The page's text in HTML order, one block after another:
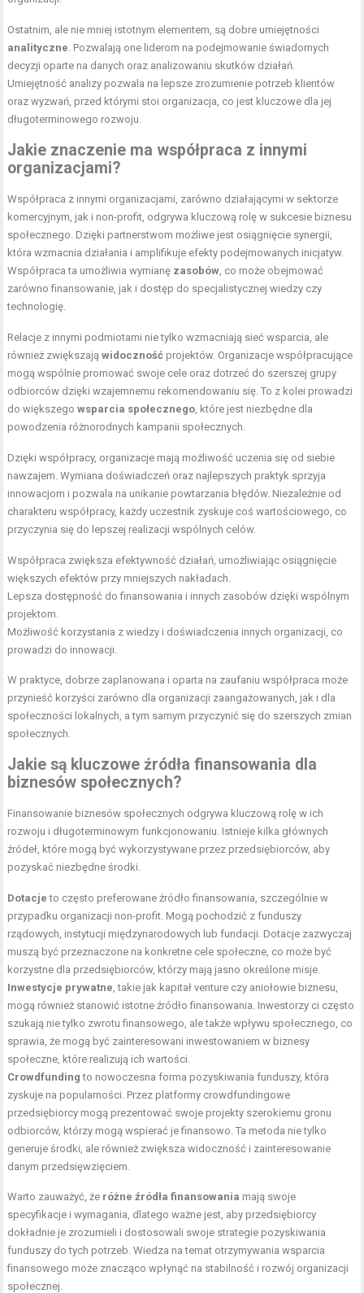
Ostatnim, ale nie mniej istotnym elementem, są dobre umiejętności
analityczne . Pozwalają one liderom na podejmowanie świadomych
decyzji oparte na danych oraz analizowaniu skutków działań.
Umiejętność analizy pozwala na lepsze zrozumienie potrzeb klientów
oraz wyzwań, przed którymi stoi organizacja, co jest kluczowe dla jej
długoterminowego rozwoju.
Jakie znaczenie ma współpraca z innymi
organizacjami?
Współpraca z innymi organizacjami, zarówno działającymi w sektorze
komercyjnym, jak i non-profit, odgrywa kluczową rolę w sukcesie biznesu
społecznego. Dzięki partnerstwom możliwe jest osiągnięcie synergii,
która wzmacnia działania i amplifikuje efekty podejmowanych inicjatyw.
Współpraca ta umożliwia wymianę zasobów , co może obejmować
zarówno finansowanie, jak i dostęp do specjalistycznej wiedzy czy
technologię.
Relacje z innymi podmiotami nie tylko wzmacniają sieć wsparcia, ale
również zwiększająwidoczność projektów. Organizacje współpracujące
mogą wspólnie promować swoje cele oraz dotrzeć do szerszej grupy
odbiorców dzięki wzajemnemu rekomendowaniu się. To z kolei prowadzi
do większegowsparcia społecznego , które jest niezbędne dla
powodzenia różnorodnych kampanii społecznych.
Dzięki współpracy, organizacje mają możliwość uczenia się od siebie
nawzajem. Wymiana doświadczeń oraz najlepszych praktyk sprzyja
innowacjom i pozwala na unikanie powtarzania błędów. Niezależnie od
charakteru współpracy, każdy uczestnik zyskuje coś wartościowego, co
przyczynia się do lepszej realizacji wspólnych celów.
Współpraca zwiększa efektywność działań, umożliwiając osiągnięcie
większych efektów przy mniejszych nakładach.
Lepsza dostępność do finansowania i innych zasobów dzięki wspólnym
projektom.
Możliwość korzystania z wiedzy i doświadczenia innych organizacji, co
prowadzi do innowacji.
W praktyce, dobrze zaplanowana i oparta na zaufaniu współpraca może
przynieść korzyści zarówno dla organizacji zaangażowanych, jak i dla
społeczności lokalnych, a tym samym przyczynić się do szerszych zmian
społecznych.
Jakie są kluczowe źródła finansowania dla
biznesów społecznych?
Finansowanie biznesów społecznych odgrywa kluczową rolę w ich
rozwoju i długoterminowym funkcjonowaniu. Istnieje kilka głównych
źródeł, które mogą być wykorzystywane przez przedsiębiorców, aby
pozyskać niezbędne środki.
Dotacje to często preferowane źródło finansowania, szczególnie w
przypadku organizacji non-profit. Mogą pochodzić z funduszy
rządowych, instytucji międzynarodowych lub fundacji. Dotacje zazwyczaj
muszą być przeznaczone na konkretne cele społeczne, co może być
korzystne dla przedsiębiorców, którzy mają jasno określone misje.
Inwestycje prywatne , takie jak kapitał venture czy aniołowie biznesu,
mogą również stanowić istotne źródło finansowania. Inwestorzy ci często
szukają nie tylko zwrotu finansowego, ale także wpływu społecznego, co
sprawia, że mogą być zainteresowani inwestowaniem w biznesy
społeczne, które realizują ich wartości.
Crowdfunding to nowoczesna forma pozyskiwania funduszy, która
zyskuje na popularności. Przez platformy crowdfundingowe
przedsiębiorcy mogą prezentować swoje projekty szerokiemu gronu
odbiorców, którzy mogą wspierać je finansowo. Ta metoda nie tylko
generuje środki, ale również zwiększa widoczność i zainteresowanie
danym przedsięwzięciem.
Warto zauważyć, że różne źródła finansowania mają swoje
specyfikacje i wymagania, dlatego ważne jest, aby przedsiębiorcy
dokładnie je zrozumieli i dostosowali swoje strategie pozyskiwania
funduszy do tych potrzeb. Wiedza na temat otrzymywania wsparcia
finansowego może znacząco wpłynąć na stabilność i rozwój organizacji
społecznej.